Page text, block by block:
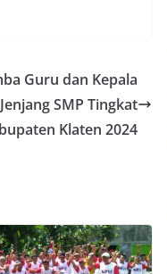
Guru dan Kepala
SMP Tingkat
Klaten 2024